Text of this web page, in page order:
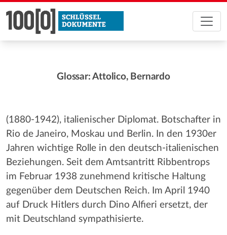
Glossar: Attolico, Bernardo
(1880-1942), italienischer Diplomat. Botschafter in
Rio de Janeiro, Moskau und Berlin. In den 1930er
Jahren wichtige Rolle in den deutsch-italienischen
Beziehungen. Seit dem Amtsantritt Ribbentrops
im Februar 1938 zunehmend kritische Haltung
gegenüber dem Deutschen Reich. Im April 1940
auf Druck Hitlers durch Dino Alfieri ersetzt, der
mit Deutschland sympathisierte.